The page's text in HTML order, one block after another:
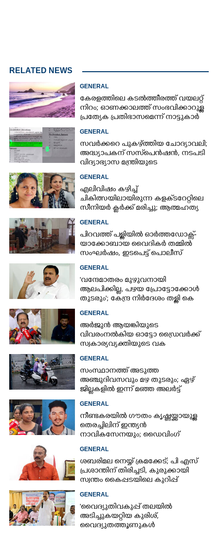
RELATED NEWS
GENERAL
കേരളത്തിലെ കടൽത്തീരത്ത് വയലറ്റ്
നിറം; ഓണക്കാലത്ത് സംഭവിക്കാറുള്ള
പ്രത്യേക പ്രതിഭാസമെന്ന് നാട്ടുകാർ
GENERAL
സവർക്കറെ പുകഴ്ത്തിയ ചോദ്യാവലി;
അദ്ധ്യാപകന് സസ്‌പെൻഷൻ, നടപടി
വിദ്യാഭ്യാസ മന്ത്രിയുടെ
GENERAL
എലിവിഷം കഴിച്ച്
ചികിത്സയിലായിരുന്ന കളക്‌ടറേറ്റിലെ
സീനിയർ ക്ലർക്ക് മരിച്ചു; ആത്മഹത്യ
സംശയം
GENERAL
പിറവത്ത് പള്ളിയിൽ ഓർത്തഡോക്സ്-
യാക്കോബായ വൈദികർ തമ്മിൽ
സംഘർഷം, ഇടപെട്ട് പൊലീസ്
GENERAL
'വന്ദേമാതരം മുഴുവനായി
ആലപിക്കില്ല, പഴയ പ്രോട്ടോക്കോൾ
തുടരും'; കേന്ദ്ര നിർദേശം തള്ളി കെ
GENERAL
അർജുൻ ആയങ്കിയുടെ
വിവരംനൽകിയ ഓട്ടോ ഡ്രൈവർക്ക്
സ്വകാര്യവ്യക്തിയുടെ വക
ചെന്നിത്തല
GENERAL
സംസ്ഥാനത്ത് അടുത്ത
അ‌ഞ്ചുദിവസവും മഴ തുടരും; ഏഴ്
ജില്ലകളിൽ ഇന്ന് മഞ്ഞ അലർട്ട്
GENERAL
നീണ്ടകരയിൽ ഗൗതം കൃഷ്ണയ്ക്കായുള്ള
തെരച്ചിലിന് ഇന്ത്യൻ
നാവികസേനയും; ഡൈവിംഗ്
GENERAL
ശബരിമല നെയ്യ് ക്രമക്കേട്; പി എസ്
പ്രശാന്തിന് തിരിച്ചടി, കുരുക്കായി
സ്വന്തം കൈപ്പടയിലെ കുറിപ്പ്
GENERAL
'വൈദ്യുതിവകുപ്പ് തലയിൽ
അടിച്ചുകയറ്റിയ കുരിശ്‌,
വൈദ്യുതത്തൂണുകൾ
Share this link
Copy Link